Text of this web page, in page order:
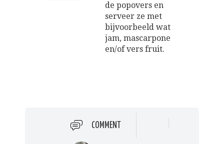
de popovers en
serveer ze met
bijvoorbeeld wat
jam, mascarpone
en/of vers fruit.
COMMENT